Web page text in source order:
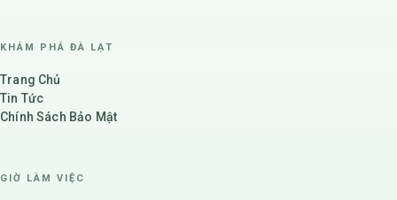
KHÁM PHÁ ĐÀ LẠT
Trang Chủ
Tin Tức
Chính Sách Bảo Mật
GIỜ LÀM VIỆC